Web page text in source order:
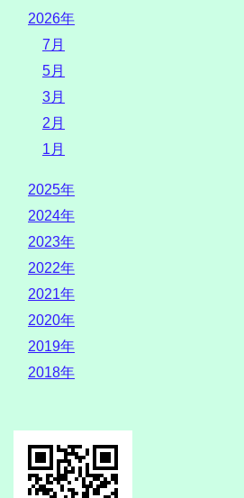
2026年
7月
5月
3月
2月
1月
2025年
2024年
2023年
2022年
2021年
2020年
2019年
2018年